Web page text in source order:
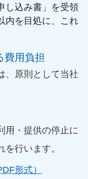
し込み書」を受領
内を目処に、これ
費用負担
、原則として当社
用・提供の停止に
行います。
形式）